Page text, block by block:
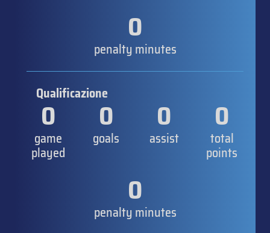
0
penalty minutes
Qualificazione
0
game
played
0
goals
0
assist
0
total
points
0
penalty minutes